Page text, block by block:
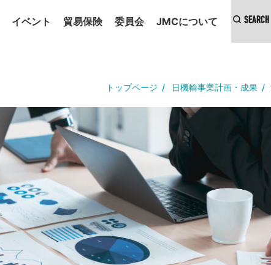
イベント 貿易保険 委員会 JMCについて SEARCH
トップページ 日機輸事業計画・成果